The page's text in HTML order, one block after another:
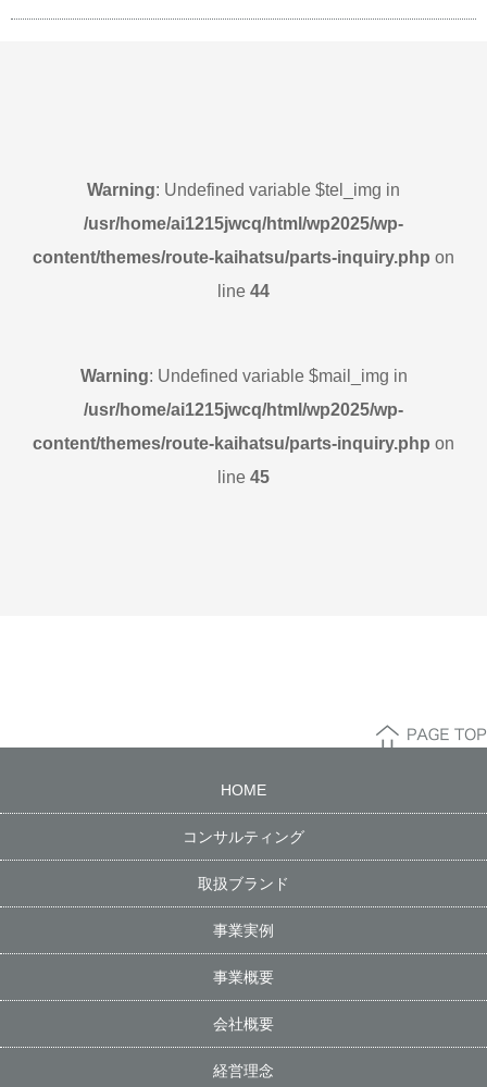
Warning: Undefined variable $tel_img in
/usr/home/ai1215jwcq/html/wp2025/wp-
content/themes/route-kaihatsu/parts-inquiry.php on
line 44
Warning: Undefined variable $mail_img in
/usr/home/ai1215jwcq/html/wp2025/wp-
content/themes/route-kaihatsu/parts-inquiry.php on
line 45
HOME
コンサルティング
取扱ブランド
事業実例
事業概要
会社概要
経営理念